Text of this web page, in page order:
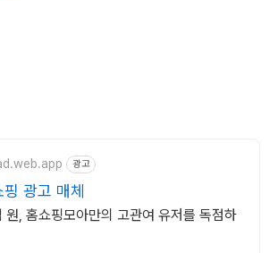
광고
광고 매체
원, 홈쇼핑모아만의 고관여 유저를 독점하